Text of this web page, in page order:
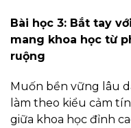
Bài học 3: Bắt tay
mang khoa học từ
ruộng
Muốn bền vững lâu
làm theo kiểu cảm
giữa khoa học đỉnh